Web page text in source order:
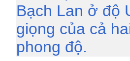
Bạch Lan ở độ
giọng của cả
phong độ.